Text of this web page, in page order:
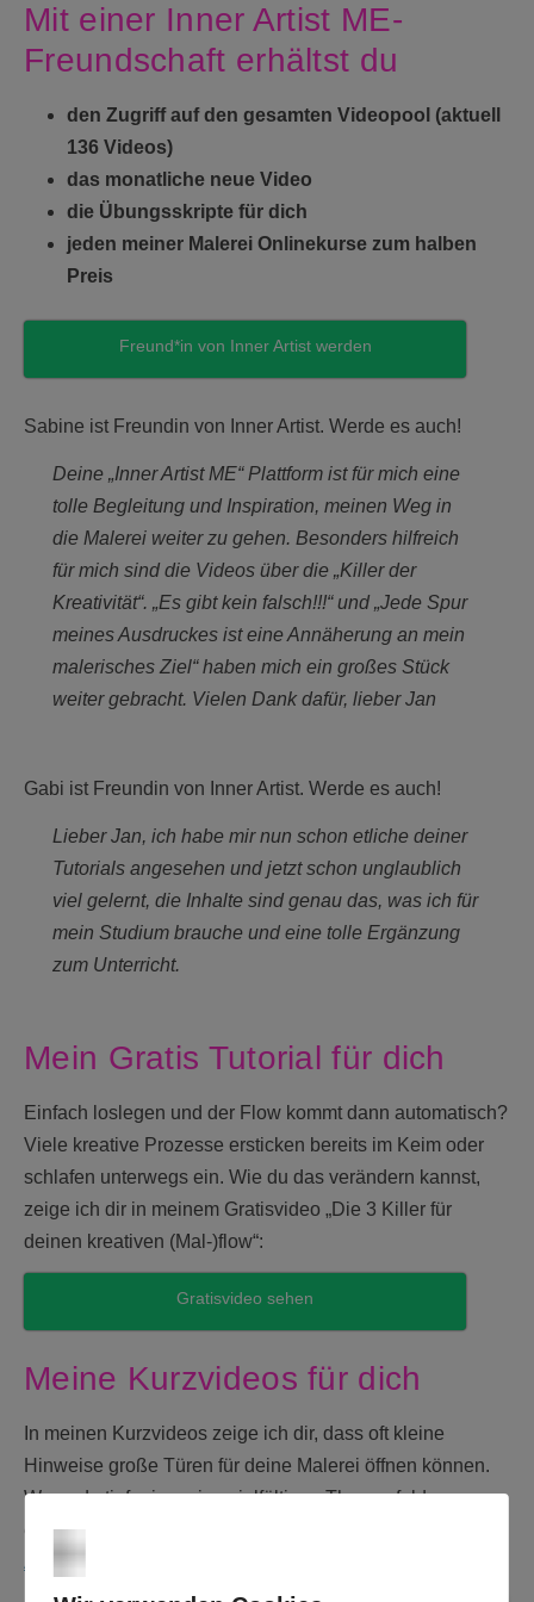
Mit einer Inner Artist ME-
Freundschaft erhältst du
den Zugriff auf den gesamten Videopool (aktuell
136 Videos)
das monatliche neue Video
die Übungsskripte für dich
jeden meiner Malerei Onlinekurse zum halben
Preis
Freund*in von Inner Artist werden
Sabine ist Freundin von Inner Artist. Werde es auch!
Deine „Inner Artist ME“ Plattform ist für mich eine
tolle Begleitung und Inspiration, meinen Weg in
die Malerei weiter zu gehen. Besonders hilfreich
für mich sind die Videos über die „Killer der
Kreativität“. „Es gibt kein falsch!!!“ und „Jede Spur
meines Ausdruckes ist eine Annäherung an mein
malerisches Ziel“ haben mich ein großes Stück
weiter gebracht. Vielen Dank dafür, lieber Jan
Gabi ist Freundin von Inner Artist. Werde es auch!
Lieber Jan, ich habe mir nun schon etliche deiner
Tutorials angesehen und jetzt schon unglaublich
viel gelernt, die Inhalte sind genau das, was ich für
mein Studium brauche und eine tolle Ergänzung
zum Unterricht.
Mein Gratis Tutorial für dich
Einfach loslegen und der Flow kommt dann automatisch?
Viele kreative Prozesse ersticken bereits im Keim oder
schlafen unterwegs ein. Wie du das verändern kannst,
zeige ich dir in meinem Gratisvideo „Die 3 Killer für
deinen kreativen (Mal-)flow“:
Gratisvideo sehen
Meine Kurzvideos für dich
In meinen Kurzvideos zeige ich dir, dass oft kleine
Hinweise große Türen für deine Malerei öffnen können.
Wenn du tiefer in meine vielfältigen Themenfelder
einsteigen möchtest, registriere dich einfach als
Artist ME – Freund*In